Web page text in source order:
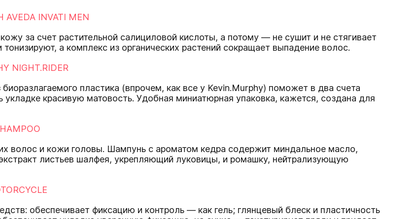
INVATI MEN
за счет растительной салициловой кислоты, а потому — не сушит и не стягивает
а комплекс из органических растений сокращает выпадение волос.
NIGHT.RIDER
пластика (впрочем, как все у Kevin.Murphy) поможет в два счета
укладке красивую матовость. Удобная миниатюрная упаковка, кажется, создана для
волос и кожи головы. Шампунь с ароматом кедра содержит миндальное масло,
листьев шалфея, укрепляющий луковицы, и ромашку, нейтрализующую
обеспечивает фиксацию и контроль — как гель; глянцевый блеск и пластичность